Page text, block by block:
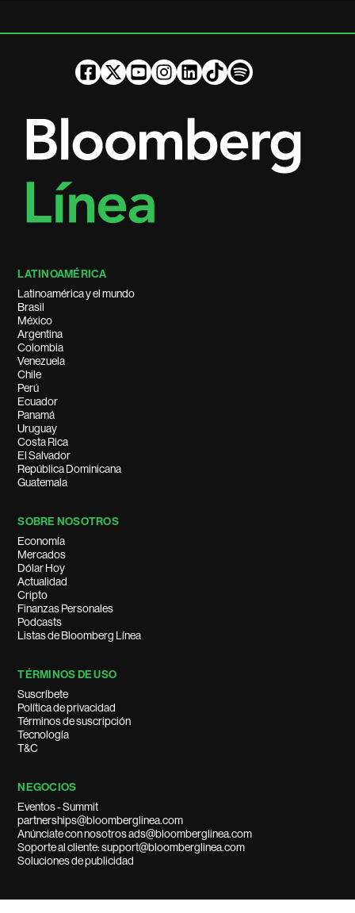
LATINOAMÉRICA
Latinoamérica y el mundo
Brasil
México
Argentina
Colombia
Venezuela
Chile
Perú
Ecuador
Panamá
Uruguay
Costa Rica
El Salvador
República Dominicana
Guatemala
SOBRE NOSOTROS
Economía
Mercados
Dólar Hoy
Actualidad
Cripto
Finanzas Personales
Podcasts
Listas de Bloomberg Línea
TÉRMINOS DE USO
Suscríbete
Política de privacidad
Términos de suscripción
Tecnología
T&C
NEGOCIOS
Eventos - Summit
partnerships@bloomberglinea.com
Anúnciate con nosotros ads@bloomberglinea.com
Soporte al cliente: support@bloomberglinea.com
Soluciones de publicidad